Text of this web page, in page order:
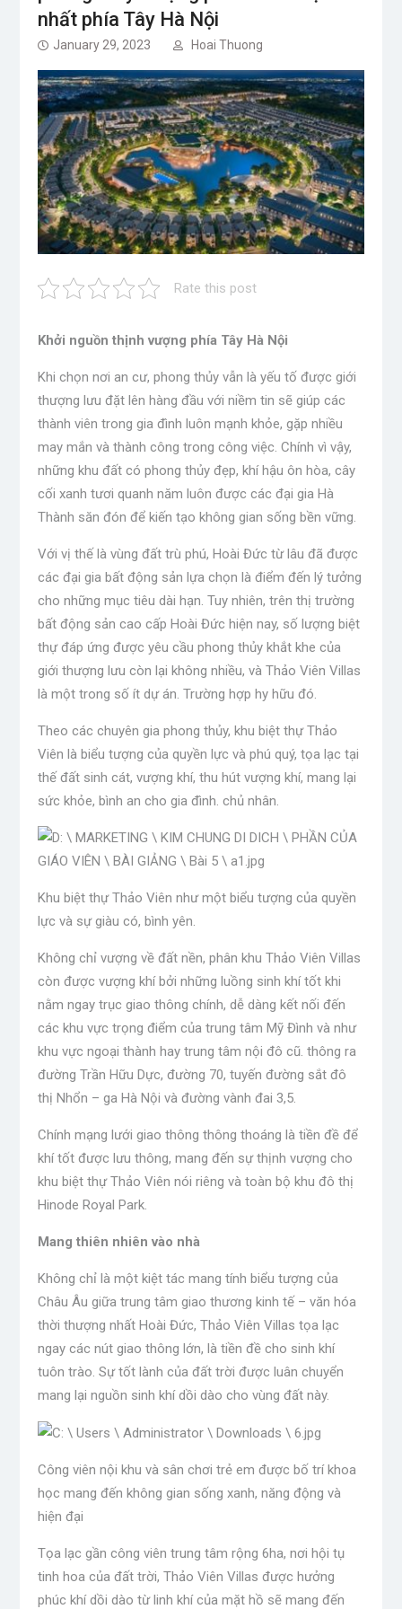
nhất phía Tây Hà Nội
January 29, 2023 Hoai Thuong
Rate this post
Khởi nguồn thịnh vượng phía Tây Hà Nội
Khi chọn nơi an cư, phong thủy vẫn là yếu tố được giới
thượng lưu đặt lên hàng đầu với niềm tin sẽ giúp các
thành viên trong gia đình luôn mạnh khỏe, gặp nhiều
may mắn và thành công trong công việc. Chính vì vậy,
những khu đất có phong thủy đẹp, khí hậu ôn hòa, cây
cối xanh tươi quanh năm luôn được các đại gia Hà
Thành săn đón để kiến ​​tạo không gian sống bền vững.
Với vị thế là vùng đất trù phú, Hoài Đức từ lâu đã được
các đại gia bất động sản lựa chọn là điểm đến lý tưởng
cho những mục tiêu dài hạn. Tuy nhiên, trên thị trường
bất động sản cao cấp Hoài Đức hiện nay, số lượng biệt
thự đáp ứng được yêu cầu phong thủy khắt khe của
giới thượng lưu còn lại không nhiều, và Thảo Viên Villas
là một trong số ít dự án. Trường hợp hy hữu đó.
Theo các chuyên gia phong thủy, khu biệt thự Thảo
Viên là biểu tượng của quyền lực và phú quý, tọa lạc tại
thế đất sinh cát, vượng khí, thu hút vượng khí, mang lại
sức khỏe, bình an cho gia đình. chủ nhân.
Khu biệt thự Thảo Viên như một biểu tượng của quyền
lực và sự giàu có, bình yên.
Không chỉ vượng về đất nền, phân khu Thảo Viên Villas
còn được vượng khí bởi những luồng sinh khí tốt khi
nằm ngay trục giao thông chính, dễ dàng kết nối đến
các khu vực trọng điểm của trung tâm Mỹ Đình và như
khu vực ngoại thành hay trung tâm nội đô cũ. thông ra
đường Trần Hữu Dực, đường 70, tuyến đường sắt đô
thị Nhổn – ga Hà Nội và đường vành đai 3,5.
Chính mạng lưới giao thông thông thoáng là tiền đề để
khí tốt được lưu thông, mang đến sự thịnh vượng cho
khu biệt thự Thảo Viên nói riêng và toàn bộ khu đô thị
Hinode Royal Park.
Mang thiên nhiên vào nhà
Không chỉ là một kiệt tác mang tính biểu tượng của
Châu Âu giữa trung tâm giao thương kinh tế – văn hóa
thời thượng nhất Hoài Đức, Thảo Viên Villas tọa lạc
ngay các nút giao thông lớn, là tiền đề cho sinh khí
tuôn trào. Sự tốt lành của đất trời được luân chuyển
mang lại nguồn sinh khí dồi dào cho vùng đất này.
Công viên nội khu và sân chơi trẻ em được bố trí khoa
học mang đến không gian sống xanh, năng động và
hiện đại
Tọa lạc gần công viên trung tâm rộng 6ha, nơi hội tụ
tinh hoa của đất trời, Thảo Viên Villas được hưởng
phúc khí dồi dào từ linh khí của mặt hồ sẽ mang đến